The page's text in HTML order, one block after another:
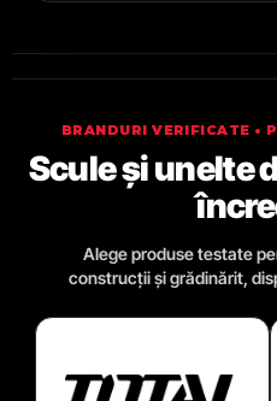
BRANDURI VERIFICATE •
Scule și unelte
Alege produse testate
construcții și grădinărit,